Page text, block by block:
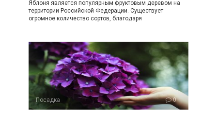
Яблоня является популярным фруктовым деревом на
территории Российской Федерации. Существует
огромное количество сортов, благодаря
Посадка 0